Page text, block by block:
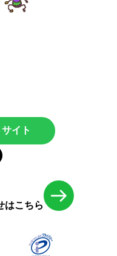
イト
はこちら